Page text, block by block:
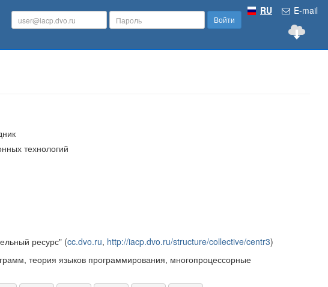
E-mail
RU
Войти
технологий
ресурс" (cc.dvo.ru, http://iacp.dvo.ru/structure/collective/centr3)
теория языков программирования, многопроцессорные